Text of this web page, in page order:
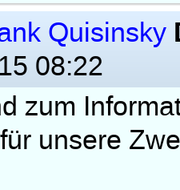
Quisinsky
08:22
zum
unsere